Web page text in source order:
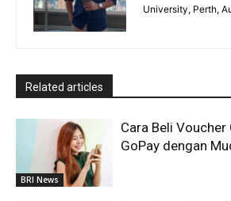
University, Perth,
Related articles
BRI News
Cara Beli Voucher
GoPay dengan